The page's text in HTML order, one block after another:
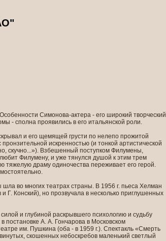
Симонова-актера - его широкий творческий
- сполна проявились в его итальянской роли.
и его щемящей грусти по нелепо прожитой
искренностью (и тонкой артистической
скучно...»). Взбешенный поступком Филумены,
Филумену, и уже тянулся душой к этим трем
тяжелую драму одиночества переживает его герой.
во многих театрах страны. В 1956 г. пьеса Хелман
Конский), но прозвучала в несколько приглушенных
и глубиной раскрывшего психологию и судьбу
постановке А. А. Гончарова в Московском
им. Пушкина (оба - в 1959 г.). Спектакль «Смерть
скошенных небоскребов маленький светлый